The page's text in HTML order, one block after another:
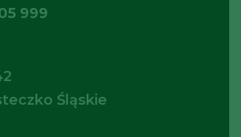
999
Śląskie